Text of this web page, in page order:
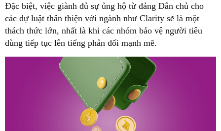
Đặc biệt, việc giành đủ sự ủng hộ từ đảng Dân chủ cho
các dự luật thân thiện với ngành như Clarity sẽ là một
thách thức lớn, nhất là khi các nhóm bảo vệ người tiêu
dùng tiếp tục lên tiếng phản đối mạnh mẽ.